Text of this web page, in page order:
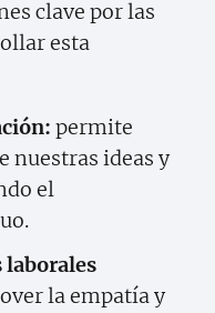
clave por las
esta
permite
nuestras ideas y
el
laborales
la empatía y